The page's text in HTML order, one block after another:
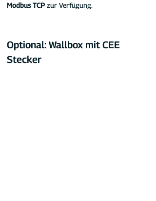
Modbus TCP zur Verfügung.
Optional: Wallbox mit CEE
Stecker